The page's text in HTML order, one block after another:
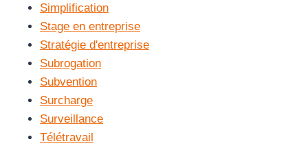
Simplification
Stage en entreprise
Stratégie d'entreprise
Subrogation
Subvention
Surcharge
Surveillance
Télétravail